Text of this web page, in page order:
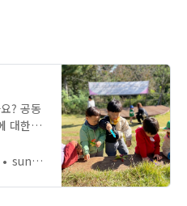
? 공동
대한
sungmisankids